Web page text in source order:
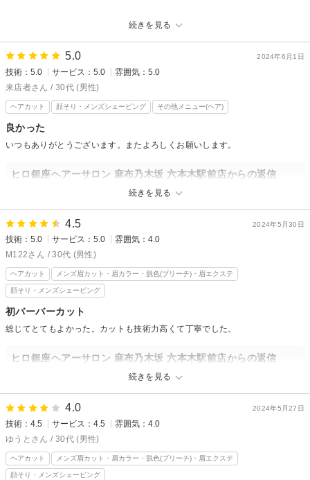
続きを見る
ヒロ銀座ヘアーサロン 麻布乃木坂 六本木駅前店からの返信
お客様にあった髪型や種類、髪質などもしっかり考慮して
お似合いのスタイルをご提案できるように
これからも邁進していきますので
またのご利用心よりお待ちしてます！
2024年6月1日
5.0
技術：5.0 サービス：5.0
雰囲気：5.0
来店者さん / 30代 (男性)
ヘアカット 顔そり・メンズシェービング その他メニュー(ヘア)
良かった
続きを見る
いつもありがとうございます。またよろしくお願いします。
ヒロ銀座ヘアーサロン 麻布乃木坂 六本木駅前店からの返信
いつもHIRO銀座六本木店をご利用いただきありがとうございます！
次回もまたお待ちしております！！！！！
ヒロ銀座六本木店
2024年5月30日
4.5
技術：5.0 サービス：5.0
雰囲気：4.0
M122さん / 30代 (男性)
ヘアカット メンズ眉カット・眉カラー・脱色(ブリーチ)・眉エクステ
顔そり・メンズシェービング
初バーバーカット
続きを見る
総じてとてもよかった。カットも技術力高くて丁寧でした。
ヒロ銀座ヘアーサロン 麻布乃木坂 六本木駅前店からの返信
嬉しい口コミありがとうございます！
次回もまた格好良く切らせていただきますので、髪の毛伸びてきたらいつ
でもご連絡ください！！！！！
お待ちしております
ヒロ銀座六本木
2024年5月27日
4.0
技術：4.5 サービス：4.5
雰囲気：4.0
ゆうとさん / 30代 (男性)
ヘアカット メンズ眉カット・眉カラー・脱色(ブリーチ)・眉エクステ
顔そり・メンズシェービング